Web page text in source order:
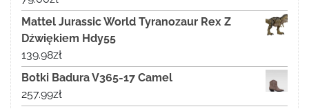
Mattel Jurassic World Tyranozaur Rex Z
Dźwiękiem Hdy55
139.98zł
Botki Badura V365-17 Camel
257.99zł